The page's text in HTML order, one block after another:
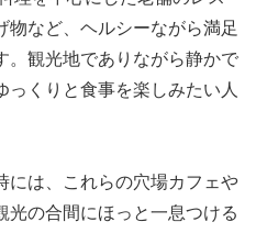
物など、ヘルシーながら満足
。観光地でありながら静かで
くりと食事を楽しみたい人
には、これらの穴場カフェや
光の合間にほっと一息つける